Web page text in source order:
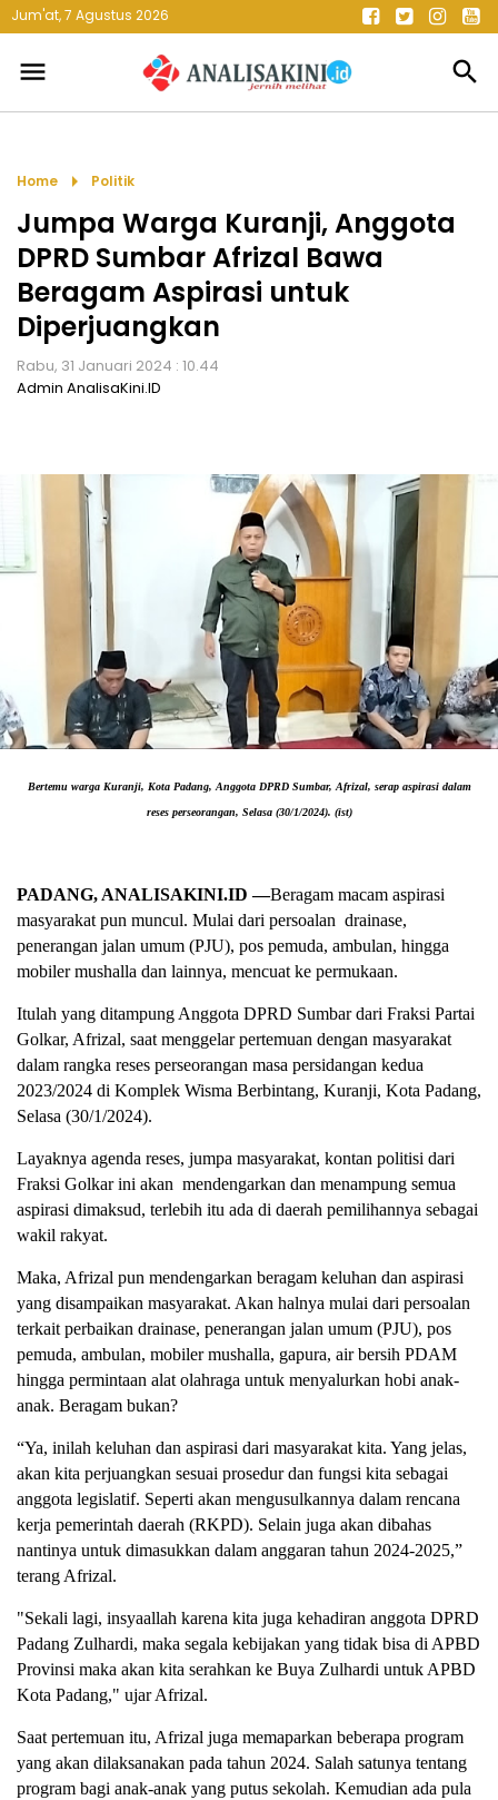
Jum'at, 7 Agustus 2026
menu search
Home arrow_right Politik
Jumpa Warga Kuranji, Anggota
DPRD Sumbar Afrizal Bawa
Beragam Aspirasi untuk
Diperjuangkan
Rabu, 31 Januari 2024 : 10.44
Admin AnalisaKini.ID
Bertemu warga Kuranji, Kota Padang, Anggota DPRD Sumbar, Afrizal, serap aspirasi dalam
reses perseorangan, Selasa (30/1/2024). (ist)
PADANG, ANALISAKINI.ID —Beragam macam aspirasi
masyarakat pun muncul. Mulai dari persoalan drainase,
penerangan jalan umum (PJU), pos pemuda, ambulan, hingga
mobiler mushalla dan lainnya, mencuat ke permukaan.
Itulah yang ditampung Anggota DPRD Sumbar dari Fraksi Partai
Golkar, Afrizal, saat menggelar pertemuan dengan masyarakat
dalam rangka reses perseorangan masa persidangan kedua
2023/2024 di Komplek Wisma Berbintang, Kuranji, Kota Padang,
Selasa (30/1/2024).
Layaknya agenda reses, jumpa masyarakat, kontan politisi dari
Fraksi Golkar ini akan mendengarkan dan menampung semua
aspirasi dimaksud, terlebih itu ada di daerah pemilihannya sebagai
wakil rakyat.
Maka, Afrizal pun mendengarkan beragam keluhan dan aspirasi
yang disampaikan masyarakat. Akan halnya mulai dari persoalan
terkait perbaikan drainase, penerangan jalan umum (PJU), pos
pemuda, ambulan, mobiler mushalla, gapura, air bersih PDAM
hingga permintaan alat olahraga untuk menyalurkan hobi anak-
anak. Beragam bukan?
“Ya, inilah keluhan dan aspirasi dari masyarakat kita. Yang jelas,
akan kita perjuangkan sesuai prosedur dan fungsi kita sebagai
anggota legislatif. Seperti akan mengusulkannya dalam rencana
kerja pemerintah daerah (RKPD). Selain juga akan dibahas
nantinya untuk dimasukkan dalam anggaran tahun 2024-2025,”
terang Afrizal.
"Sekali lagi, insyaallah karena kita juga kehadiran anggota DPRD
Padang Zulhardi, maka segala kebijakan yang tidak bisa di APBD
Provinsi maka akan kita serahkan ke Buya Zulhardi untuk APBD
Kota Padang," ujar Afrizal.
Saat pertemuan itu, Afrizal juga memaparkan beberapa program
yang akan dilaksanakan pada tahun 2024. Salah satunya tentang
program bagi anak-anak yang putus sekolah. Kemudian ada pula